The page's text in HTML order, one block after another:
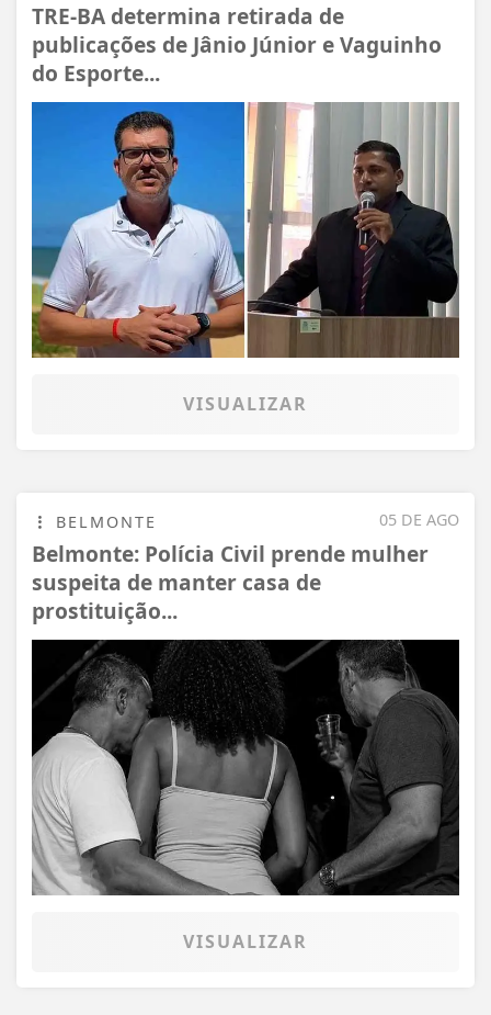
TRE-BA determina retirada de
publicações de Jânio Júnior e Vaguinho
do Esporte...
VISUALIZAR
05 DE AGO
BELMONTE
Belmonte: Polícia Civil prende mulher
suspeita de manter casa de
prostituição...
VISUALIZAR